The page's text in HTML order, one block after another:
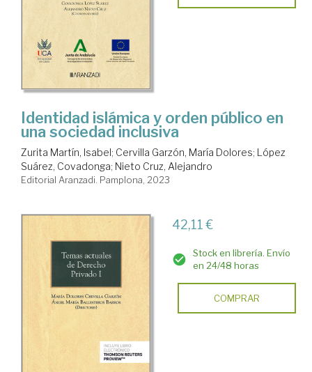
Identidad islámica y orden público en
una sociedad inclusiva
Zurita Martín, Isabel; Cervilla Garzón, María Dolores; López
Suárez, Covadonga; Nieto Cruz, Alejandro
Editorial Aranzadi. Pamplona, 2023
42,11 €
Stock en librería. Envío
en 24/48 horas
COMPRAR